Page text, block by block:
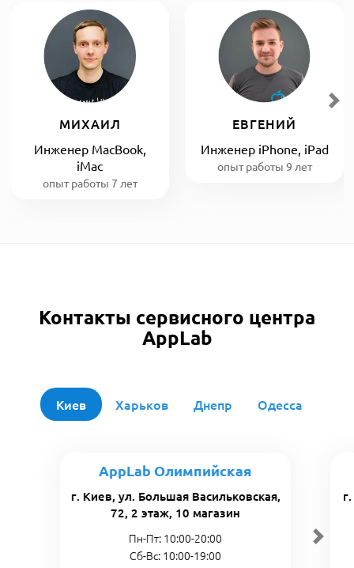
МИХАИЛ
Инженер MacBook,
iMac
опыт работы 7 лет
ЕВГЕНИЙ
Инженер iPhone, iPad
опыт работы 9 лет
Контакты сервисного центра
AppLab
Киев Харьков Днепр Одесса
AppLab Олимпийская
г. Киев, ул. Большая Васильковская,
72, 2 этаж, 10 магазин
Пн-Пт: 10:00-20:00
Сб-Вс: 10:00-19:00